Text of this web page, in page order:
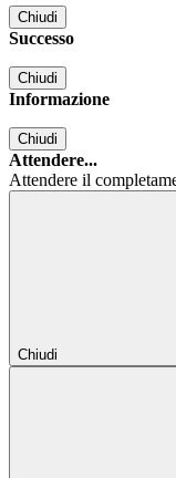
Chiudi
Successo
Chiudi
Informazione
Chiudi
Attendere...
Attendere il
Chiudi